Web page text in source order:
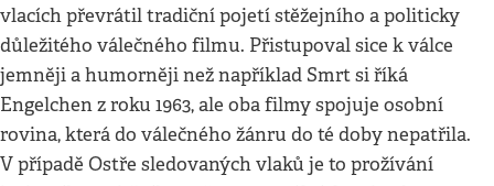
vlacích převrátil tradiční pojetí stěžejního a politicky
důležitého válečného filmu. Přistupoval sice k válce
jemněji a humorněji než například Smrt si říká
Engelchen z roku 1963, ale oba filmy spojuje osobní
rovina, která do válečného žánru do té doby nepatřila.
V případě Ostře sledovaných vlaků je to prožívání